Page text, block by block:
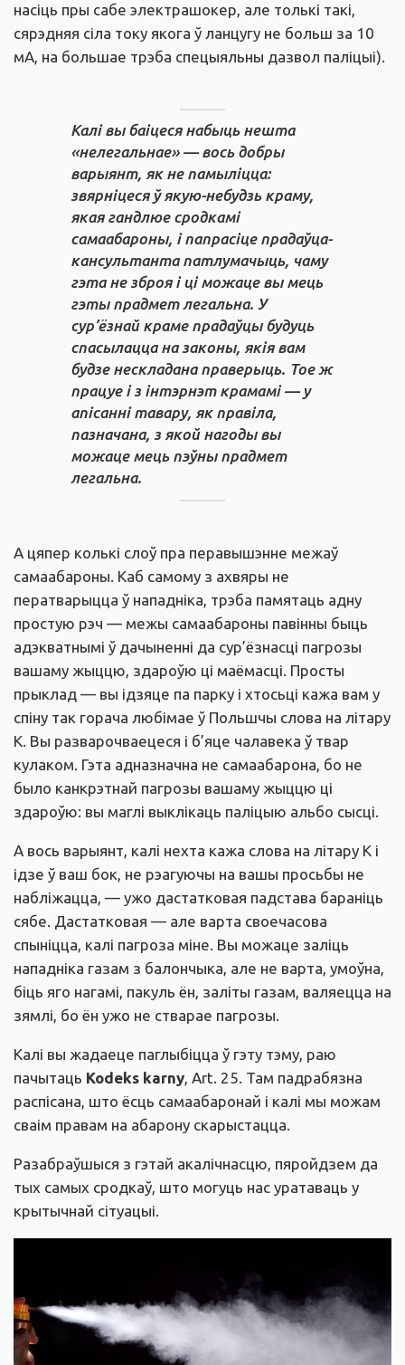
насіць пры сабе электрашокер, але толькі такі,
сярэдняя сіла току якога ў ланцугу не больш за 10
мА, на большае трэба спецыяльны дазвол паліцыі).
Калі вы баіцеся набыць нешта
«нелегальнае» — вось добры
варыянт, як не памыліцца:
звярніцеся ў якую-небудзь краму,
якая гандлюе сродкамі
самаабароны, і папрасіце прадаўца-
кансультанта патлумачыць, чаму
гэта не зброя і ці можаце вы мець
гэты прадмет легальна. У
сур’ёзнай краме прадаўцы будуць
спасылацца на законы, якія вам
будзе нескладана праверыць. Тое ж
працуе і з інтэрнэт крамамі — у
апісанні тавару, як правіла,
пазначана, з якой нагоды вы
можаце мець пэўны прадмет
легальна.
А цяпер колькі слоў пра перавышэнне межаў
самаабароны. Каб самому з ахвяры не
ператварыцца ў нападніка, трэба памятаць адну
простую рэч — межы самаабароны павінны быць
адэкватнымі ў дачыненні да сур’ёзнасці пагрозы
вашаму жыццю, здароўю ці маёмасці. Просты
прыклад — вы ідзяце па парку і хтосьці кажа вам у
спіну так горача любімае ў Польшчы слова на літару
К. Вы разварочваецеся і б’яце чалавека ў твар
кулаком. Гэта адназначна не самаабарона, бо не
было канкрэтнай пагрозы вашаму жыццю ці
здароўю: вы маглі выклікаць паліцыю альбо сысці.
А вось варыянт, калі нехта кажа слова на літару К і
ідзе ў ваш бок, не рэагуючы на вашы просьбы не
набліжацца, — ужо дастатковая падстава бараніць
сябе. Дастатковая — але варта своечасова
спыніцца, калі пагроза міне. Вы можаце заліць
нападніка газам з балончыка, але не варта, умоўна,
біць яго нагамі, пакуль ён, заліты газам, валяецца на
зямлі, бо ён ужо не стварае пагрозы.
Калі вы жадаеце паглыбіцца ў гэту тэму, раю
пачытаць Kodeks karny, Art. 25. Там падрабязна
распісана, што ёсць самаабаронай і калі мы можам
сваім правам на абарону скарыстацца.
Разабраўшыся з гэтай акалічнасцю, пяройдзем да
тых самых сродкаў, што могуць нас уратаваць у
крытычнай сітуацыі.